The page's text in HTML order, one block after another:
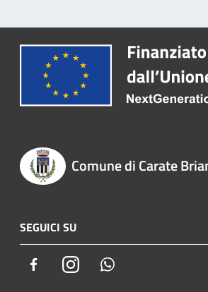
Comune di Carate
SEGUICI SU
FacebookInstagram